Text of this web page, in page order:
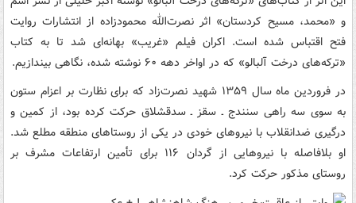
و «محمد، مسیح کردستان» اثر نصرت‌الله محمودزاده از انتشارات روایت
فتح اقتباس شده است. اکران فیلم «غریب» بهانه‌ای شد تا به کتاب
«ترکه‌های درخت آلبالو» که در اواخر دهه ۶۰ نوشته شده، نگاهی بیندازیم.
در فروردین ماه سال ۱۳۵۹ شهید نصرت‌زاد که برای نظارت بر اعزام ستون
به سوی سه راهی سنندج ـ سقز ـ سدقشلاق حرکت کرده بود، از کمین و
درگیری ضدانقلاب با نیروهای خودی در یکی از روستاهای منطقه مطلع شد.
او بلافاصله با نیروهایی از گردان ۱۱۶ برای تأمین ارتفاعات مشرف بر
روستای مذکور حرکت کرد.